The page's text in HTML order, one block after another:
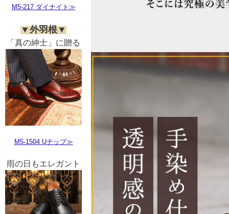
M5-217 ダイナイト≫
▼外羽根▼
「真の紳士」に贈る
M5-1504 Uチップ≫
雨の日もエレガント